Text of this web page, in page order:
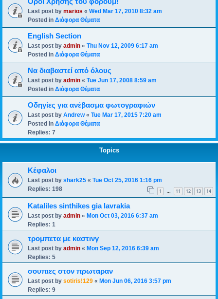
Last post by marios « Wed Mar 17, 2010 8:32 am
Posted in Διάφορα Θέματα
English Section
Last post by admin « Thu Nov 12, 2009 6:17 am
Posted in Διάφορα Θέματα
Να διαβαστεί από όλους
Last post by admin « Tue Jun 17, 2008 8:59 am
Posted in Διάφορα Θέματα
Οδηγίες για ανέβασμα φωτογραφιών
Last post by Andrew« Tue Mar 17, 2015 7:20 am
Posted in Διάφορα Θέματα
Replies: 7
Topics
Κέφαλοι
Last post by shark25 « Tue Oct 25, 2016 1:16 pm
Replies: 198 1 11 12 13 14
Kataliles sinthikes gia lavrakia
Last post by admin « Mon Oct 03, 2016 6:37 am
Replies: 1
τρομπετα με καστινγ
Last post by admin « Mon Sep 12, 2016 6:39 am
Replies: 5
σουπιες στον πρωταραν
Last post by sotiris!129 « Mon Jun 06, 2016 3:57 pm
Replies: 9